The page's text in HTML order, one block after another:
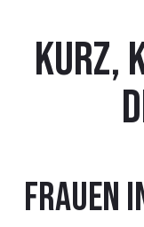
Kurz,
Frauen